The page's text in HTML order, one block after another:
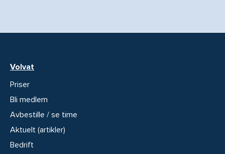
Volvat
Priser
Bli medlem
Avbestille / se time
Aktuelt (artikler)
Bedrift